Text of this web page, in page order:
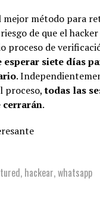
mejor método para
de que el hacker
proceso de
esperar siete días
.
proceso,todas las
cerrarán.
, hackear,whatsapp